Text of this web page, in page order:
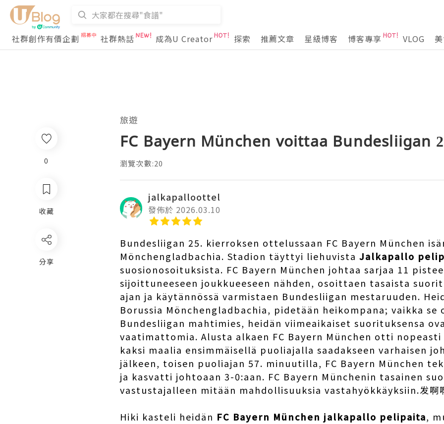
社群創作有價企劃 社群熱話 成為U Creator 探索 推薦文章 星級博客 博客專享 VLOG
旅遊
FC Bayern München voittaa Bundesliigan
瀏覽次數:20
jalkapalloottel
發佈於 2026.03.10
Bundesliigan 25. kierroksen ottelussaan FC Bayern München
Mönchengladbachia. Stadion täyttyi liehuvista Jalkapallo
suosionosoituksista. FC Bayern München johtaa sarjaa 11
sijoittuneeseen joukkueeseen nähden, osoittaen tasaista
ajan ja käytännössä varmistaen Bundesliigan mestaruuden.
Borussia Mönchengladbachia, pidetään heikompana; vaikka
Bundesliigan mahtimies, heidän viimeaikaiset suorituksensa
vaatimattomia. Alusta alkaen FC Bayern München otti
kaksi maalia ensimmäisellä puoliajalla saadakseen varhaisen
jälkeen, toisen puoliajan 57. minuutilla, FC Bayern München
ja kasvatti johtoaan 3-0:aan. FC Bayern Münchenin tasainen
vastustajalleen mitään mahdollisuuksia vastahyökkäyksiin.发啊
Hiki kasteli heidän FC Bayern München jalkapallo pelipaita,
0
收藏
分享